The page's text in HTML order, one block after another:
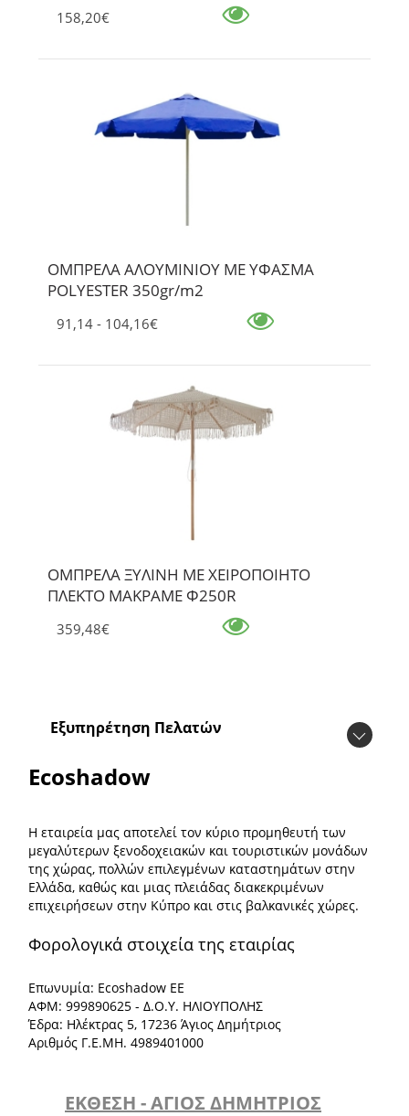
158,20€
ΟΜΠΡΕΛΑ ΑΛΟΥΜΙΝΙΟΥ ΜΕ ΥΦΑΣΜΑ
POLYESTER 350gr/m2
91,14 - 104,16€
ΟΜΠΡΕΛΑ ΞΥΛΙΝΗ ΜΕ ΧΕΙΡΟΠΟΙΗΤΟ
ΠΛΕΚΤΟ ΜΑΚΡΑΜΕ Φ250R
359,48€
Εξυπηρέτηση Πελατών
Ecoshadow
Η εταιρεία μας αποτελεί τον κύριο προμηθευτή των
μεγαλύτερων ξενοδοχειακών και τουριστικών μονάδων
της χώρας, πολλών επιλεγμένων καταστημάτων στην
Ελλάδα, καθώς και μιας πλειάδας διακεκριμένων
επιχειρήσεων στην Κύπρο και στις βαλκανικές χώρες.
Φορολογικά στοιχεία της εταιρίας
Επωνυμία: Ecoshadow ΕΕ
ΑΦΜ: 999890625 - Δ.Ο.Υ. ΗΛΙΟΥΠΟΛΗΣ
Έδρα: Ηλέκτρας 5, 17236 Άγιος Δημήτριος
Αριθμός Γ.Ε.ΜΗ. 4989401000
ΕΚΘΕΣΗ - ΑΓΙΟΣ ΔΗΜΗΤΡΙΟΣ